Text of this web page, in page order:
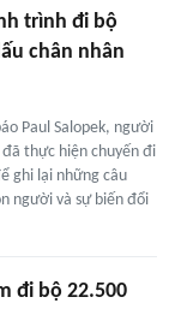
trình đi bộ
chân nhân
Paul Salopek, người
thực hiện chuyến đi
ghi lại những câu
người và sự biến đổi
đi bộ 22.500